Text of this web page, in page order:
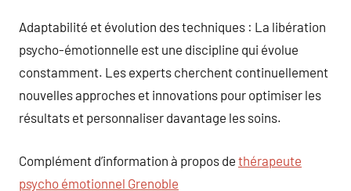
Adaptabilité et évolution des techniques : La libération
psycho-émotionnelle est une discipline qui évolue
constamment. Les experts cherchent continuellement
nouvelles approches et innovations pour optimiser les
résultats et personnaliser davantage les soins.
Complément d’information à propos de thérapeute
psycho émotionnel Grenoble